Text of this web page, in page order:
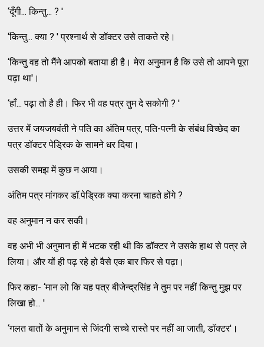
‘दूँगी... किन्तु... ? '
‘किन्तु... क्या ? ' प्रश्नार्थ से डॉक्टर उसे ताकते रहे।
‘किन्तु वह तो मैंने आपको बताया ही है। मेरा अनुमान है कि उसे तो आपने पूरा
पढ़ा था'।
‘हाँ... पढ़ा तो है ही। फिर भी वह पत्र तुम दे सकोगी ? '
उत्तर में जयजयवंती ने पति का अंतिम पत्र, पति-पत्नी के संबंध विच्छेद का
पत्र डॉक्टर पेड्रिक के सामने धर दिया।
उसकी समझ में कुछ न आया।
अंतिम पत्र मांगकर डॉ.पेड्रिक क्या करना चाहते होंगे ?
वह अनुमान न कर सकी।
वह अभी भी अनुमान ही में भटक रही थी कि डॉक्टर ने उसके हाथ से पत्र ले
लिया। और यों ही पढ़ रहे हो वैसे एक बार फिर से पढ़ा।
फिर कहा- ‘मान लो कि यह पत्र बीजेन्द्रसिंह ने तुम पर नहीं किन्तु मुझ पर
लिखा हो... '
‘गलत बातों के अनुमान से जिंदगी सच्चे रास्ते पर नहीं आ जाती, डॉक्टर'।